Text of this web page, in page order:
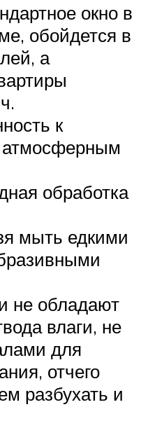
окно в
обойдется в
а
к
обработка
мыть едкими
не обладают
влаги, не
для
отчего
разбухать и